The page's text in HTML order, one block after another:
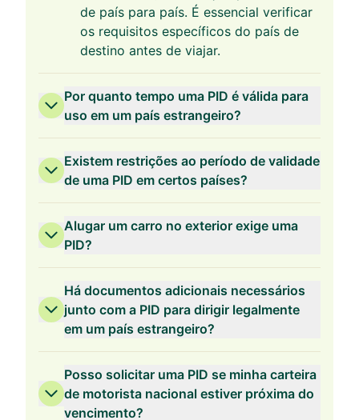
de país para país. É essencial verificar
os requisitos específicos do país de
destino antes de viajar.
Por quanto tempo uma PID é válida para
uso em um país estrangeiro?
Existem restrições ao período de validade
de uma PID em certos países?
Alugar um carro no exterior exige uma
PID?
Há documentos adicionais necessários
junto com a PID para dirigir legalmente
em um país estrangeiro?
Posso solicitar uma PID se minha carteira
de motorista nacional estiver próxima do
vencimento?